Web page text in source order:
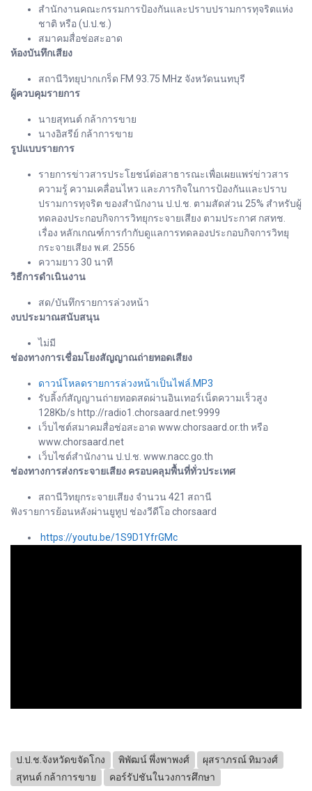
สำนักงานคณะกรรมการป้องกันและปราบปรามการทุจริตแห่ง
ชาติ หรือ (ป.ป.ช.)
สมาคมสื่อช่อสะอาด
ห้องบันทึกเสียง
สถานีวิทยุปากเกร็ด FM 93.75 MHz จังหวัดนนทบุรี
ผู้ควบคุมรายการ
นายสุทนต์ กล้าการขาย
นางอิสรีย์ กล้าการขาย
รูปแบบรายการ
รายการข่าวสารประโยชน์ต่อสาธารณะเพื่อเผยแพร่ข่าวสาร
ความรู้ ความเคลื่อนไหว และภารกิจในการป้องกันและปราบ
ปรามการทุจริต ของสำนักงาน ป.ป.ช. ตามสัดส่วน 25% สำหรับผู้
ทดลองประกอบกิจการวิทยุกระจายเสียง ตามประกาศ กสทช.
เรื่อง หลักเกณฑ์การกำกับดูแลการทดลองประกอบกิจการวิทยุ
กระจายเสียง พ.ศ. 2556
ความยาว 30 นาที
วิธีการดำเนินงาน
สด/บันทึกรายการล่วงหน้า
งบประมาณสนับสนุน
ไม่มี
ช่องทางการเชื่อมโยงสัญญาณถ่ายทอดเสียง
ดาวน์โหลดรายการล่วงหน้าเป็นไฟล์.MP3
รับลิ้งก์สัญญานถ่ายทอดสดผ่านอินเทอร์เน็ตความเร็วสูง
128Kb/s http://radio1.chorsaard.net:9999
เว็บไซต์สมาคมสื่อช่อสะอาด www.chorsaard.or.th หรือ
www.chorsaard.net
เว็บไซต์สำนักงาน ป.ป.ช. www.nacc.go.th
ช่องทางการส่งกระจายเสียง ครอบคลุมพื้นที่ทั่วประเทศ
สถานีวิทยุกระจายเสียง จำนวน 421 สถานี
ฟังรายการย้อนหลังผ่านยูทูป ช่องวีดีโอ chorsaard
https://youtu.be/1S9D1YfrGMc
ป.ป.ช.จังหวัดขจัดโกง พิพัฒน์ พึ่งพาพงศ์
ผุสราภรณ์ ทิมวงศ์
สุทนต์ กล้าการขาย
คอร์รัปชันในวงการศึกษา